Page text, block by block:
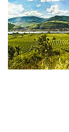
Identität
Integration
Steigerung